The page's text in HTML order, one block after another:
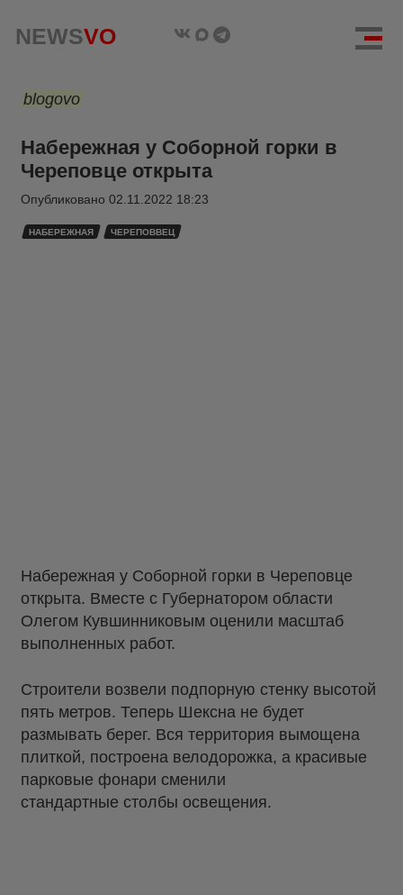
NEWSVO
blogovo
Набережная у Соборной горки в
Череповце открыта
Опубликовано 02.11.2022 18:23
НАБЕРЕЖНАЯ ЧЕРЕПОВВЕЦ
Набережная у Соборной горки в Череповце
открыта. Вместе с Губернатором области
Олегом Кувшинниковым оценили масштаб
выполненных работ.
Строители возвели подпорную стенку высотой
пять метров. Теперь Шексна не будет
размывать берег. Вся территория вымощена
плиткой, построена велодорожка, а красивые
парковые фонари сменили
стандартные столбы освещения.